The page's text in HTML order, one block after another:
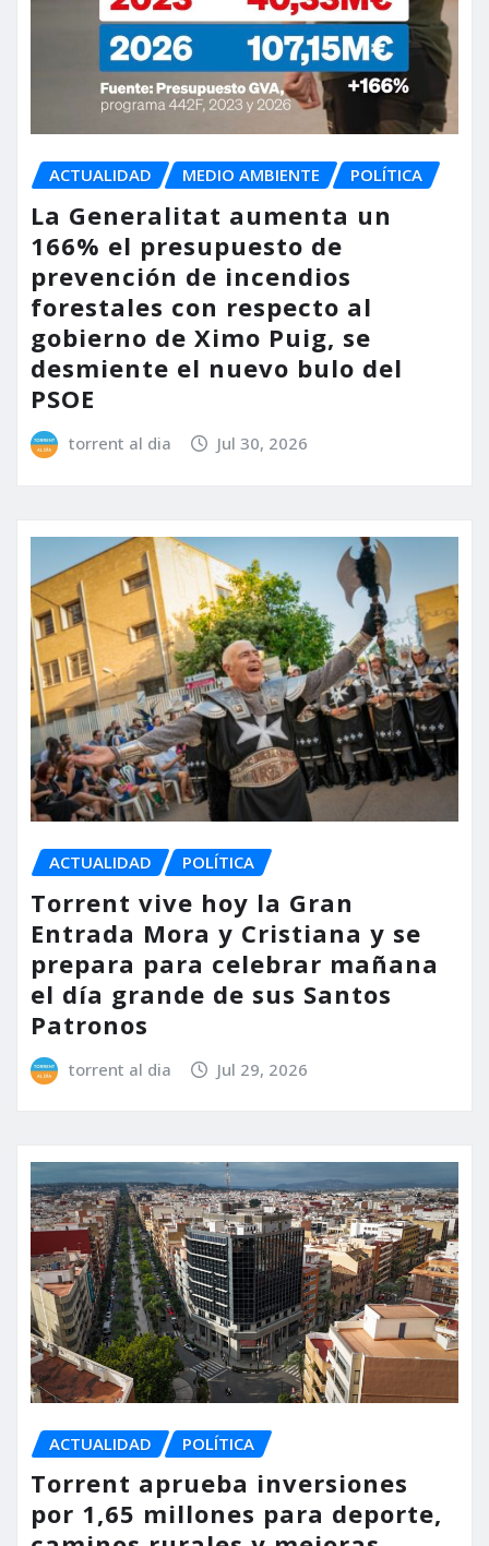
ACTUALIDAD MEDIO AMBIENTE POLÍTICA
La Generalitat aumenta un
166% el presupuesto de
prevención de incendios
forestales con respecto al
gobierno de Ximo Puig, se
desmiente el nuevo bulo del
PSOE
torrent al dia Jul 30, 2026
ACTUALIDAD POLÍTICA
Torrent vive hoy la Gran
Entrada Mora y Cristiana y se
prepara para celebrar mañana
el día grande de sus Santos
Patronos
torrent al dia Jul 29, 2026
ACTUALIDAD POLÍTICA
Torrent aprueba inversiones
por 1,65 millones para deporte,